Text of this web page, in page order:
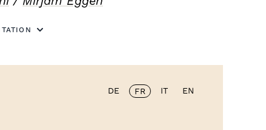
DE FR IT EN